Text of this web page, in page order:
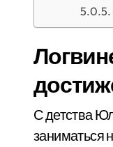
С детства
заниматься